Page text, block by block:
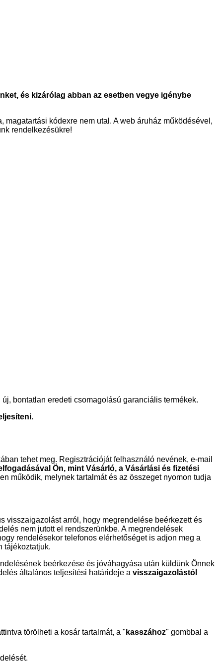
és kizárólag abban az esetben vegye igénybe
kódexre nem utal. A web áruház működésével,
rendelkezésükre!
bontatlan eredeti csomagolású garanciális termékek.
tehet meg. Regisztrációját felhasználó nevének, e-mail
Ön, mint Vásárló, a Vásárlási és fizetési
működik, melynek tartalmát és az összeget nyomon tudja
visszaigazolást arról, hogy megrendelése beérkezett és
nem jutott el rendszerünkbe. A megrendelések
rendelésekor telefonos elérhetőséget is adjon meg a
tájékoztatjuk.
beérkezése és jóváhagyása után küldünk Önnek
általános teljesítési határideje a visszaigazolástól
törölheti a kosár tartalmát, a " kasszához" gombbal a